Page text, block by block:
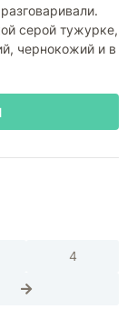
серой тужурке,
чернокожий и в
4